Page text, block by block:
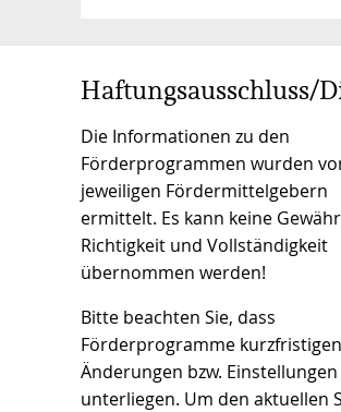
Haftungsausschluss/
Die Informationen zu den
Förderprogrammen wurden
jeweiligen Fördermittelgebern
ermittelt. Es kann keine
Richtigkeit und Vollständigkeit
übernommen werden!
Bitte beachten Sie, dass
Förderprogramme kurzfristigen
Änderungen bzw. Einstellungen
unterliegen. Um den aktuellen